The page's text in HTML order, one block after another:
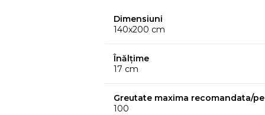
Stratul de confort din spuma Memory
sifara acarieni
Suport ortopedic
Dimensiuni
140x200 cm
Înălțime
17 cm
Greutate maxima recomandata/
100